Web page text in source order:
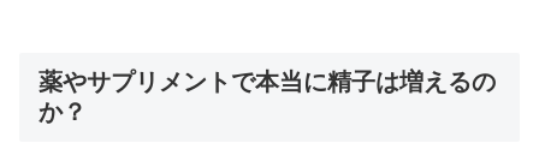
薬やサプリメントで本当に精子は増えるの
か？